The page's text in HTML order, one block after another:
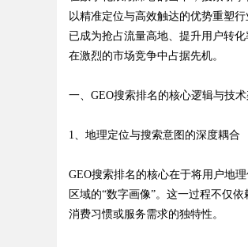
以精准定位与高效触达的优势重塑
已成为抢占流量高地、提升用户转
在激烈的市场竞争中占据先机。
一、GEO搜索排名的核心逻辑与技
1、地理定位与搜索意图的深度耦合
GEO搜索排名的核心在于将用户地
区域的“数字画像”。这一过程不仅
消费习惯或服务需求的独特性。
颜系女生的气质加分项